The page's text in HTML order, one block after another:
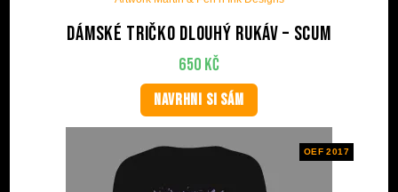
Dámské tričko dlouhý rukáv – Scum
650 Kč
NAVRHNI SI SÁM
OEF 2017